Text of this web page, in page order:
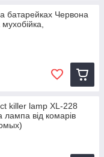
батарейках Червона
killer lamp XL-228
лампа від комарів